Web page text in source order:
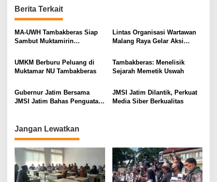
n
a
v
g
a
t
i
n
Berita Terkait
MA-UWH Tambakberas Siap
Sambut Muktamirin
Lintas Organisasi Wartawan
Malang Raya Gelar Aksi
Ireng”
UMKM Berburu Peluang di
Muktamar NU Tambakberas
Tambakberas: Menelisik
Sejarah Memetik Uswah
Gubernur Jatim Bersama
JMSI Jatim Bahas Penguatan
JMSI Jatim Dilantik, Perkuat
Media Siber Berkualitas
Jangan Lewatkan